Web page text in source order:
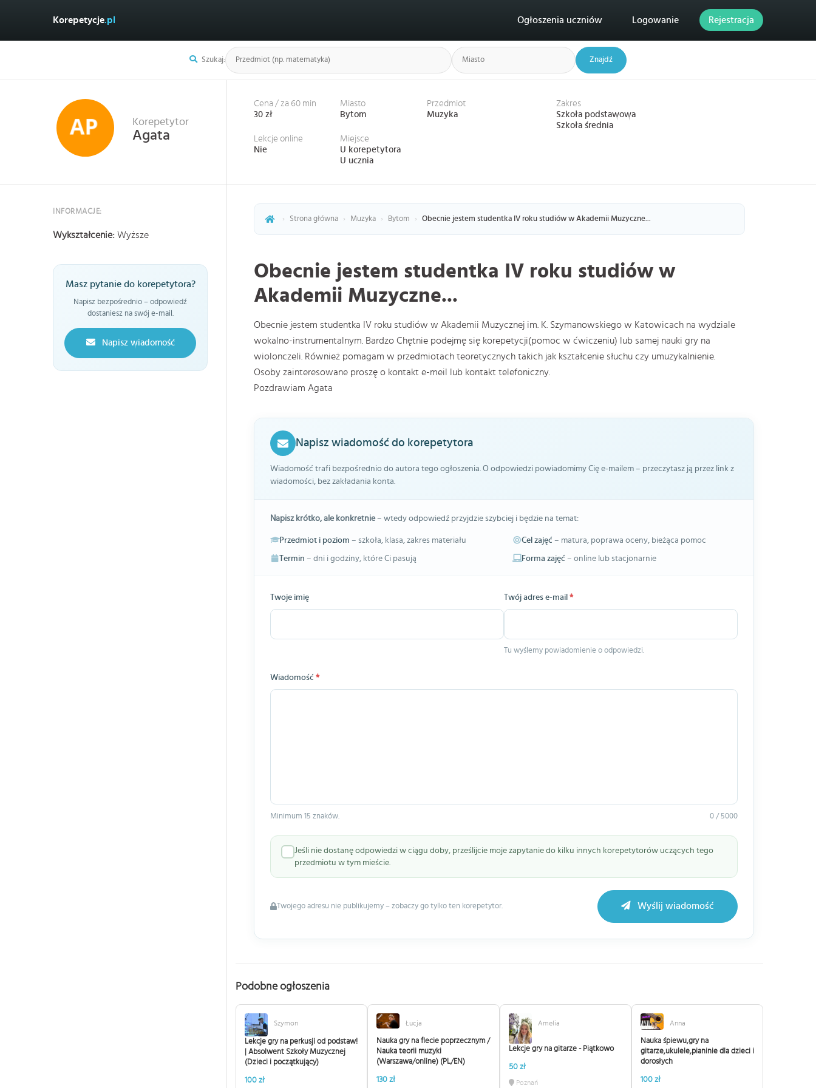
Korepetycje.pl Ogłoszenia uczniów Logowanie Rejestracja
Szukaj: Znajdź
Korepetytor
Agata
INFORMACJE:
Wykształcenie: Wyższe
Masz pytanie do korepetytora?
Napisz bezpośrednio – odpowiedź
dostaniesz na swój e-mail.
Napisz wiadomość
Cena / za 60 min
30 zł
Lekcje online
Nie
Miasto
Bytom
Miejsce
U korepetytora
U ucznia
Przedmiot
Muzyka
Zakres
Szkoła podstawowa
Szkoła średnia
› Strona główna › Muzyka › Bytom › Obecnie jestem studentka IV roku studiów w Akademii Muzyczne...
Obecnie jestem studentka IV roku studiów w
Akademii Muzyczne...
Obecnie jestem studentka IV roku studiów w Akademii Muzycznej im. K. Szymanowskiego w Katowicach na wydziale
wokalno-instrumentalnym. Bardzo Chętnie podejmę się korepetycji(pomoc w ćwiczeniu) lub samej nauki gry na
wiolonczeli. Również pomagam w przedmiotach teoretycznych takich jak kształcenie słuchu czy umuzykalnienie.
Osoby zainteresowane proszę o kontakt e-meil lub kontakt telefoniczny.
Pozdrawiam Agata
Napisz wiadomość do korepetytora
Wiadomość trafi bezpośrednio do autora tego ogłoszenia. O odpowiedzi powiadomimy Cię e-mailem – przeczytasz ją przez link z
wiadomości, bez zakładania konta.
Napisz krótko, ale konkretnie– wtedy odpowiedź przyjdzie szybciej i będzie na temat:
Przedmiot i poziom – szkoła, klasa, zakres materiału Cel zajęć – matura, poprawa oceny, bieżąca pomoc
Termin – dni i godziny, które Ci pasują Forma zajęć – online lub stacjonarnie
Twoje imię Twój adres e-mail *
Tu wyślemy powiadomienie o odpowiedzi.
Wiadomość *
Minimum 15 znaków. 0 / 5000
Jeśli nie dostanę odpowiedzi w ciągu doby, prześlijcie moje zapytanie do kilku innych korepetytorów uczących tego
przedmiotu w tym mieście.
Twojego adresu nie publikujemy – zobaczy go tylko ten korepetytor. Wyślij wiadomość
Podobne ogłoszenia
Szymon
Lekcje gry na perkusji od podstaw!
| Absolwent Szkoły Muzycznej
(Dzieci i początkujący)
100 zł
Łucja
Nauka gry na flecie poprzecznym /
Nauka teorii muzyki
(Warszawa/online) (PL/EN)
130 zł
Amelia
Lekcje gry na gitarze - Piątkowo
50 zł
Poznań
Anna
Nauka śpiewu,gry na
gitarze,ukulele,pianinie dla dzieci i
dorosłych
100 zł